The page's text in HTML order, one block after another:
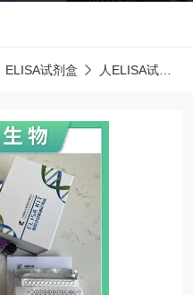
ELISA试剂盒 人ELISA试剂盒